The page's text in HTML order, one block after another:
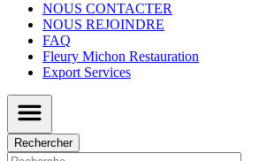
NOUS CONTACTER
NOUS REJOINDRE
FAQ
Fleury Michon Restauration
Export Services
Rechercher